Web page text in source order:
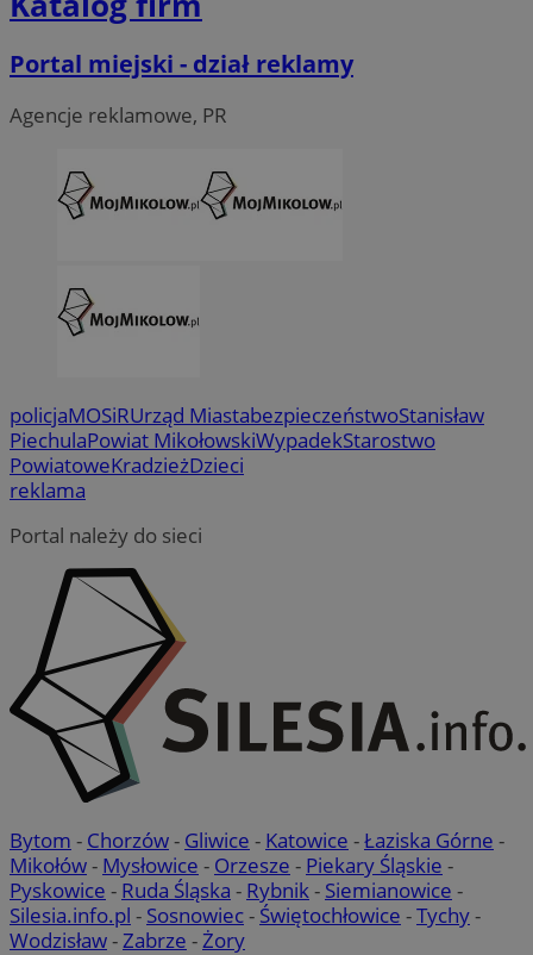
Portal miejski - dział reklamy
Agencje reklamowe, PR
policjaMOSiRUrząd MiastabezpieczeństwoStanisław
PiechulaPowiat MikołowskiWypadekStarostwo
PowiatoweKradzieżDzieci
reklama
Portal należy do sieci
Bytom - Chorzów- Gliwice - Katowice -Łaziska Górne -
Mikołów- Mysłowice - Orzesze - Piekary Śląskie -
Pyskowice - Ruda Śląska - Rybnik- Siemianowice -
Silesia.info.pl - Sosnowiec- Świętochłowice -Tychy-
Wodzisław-Zabrze -Żory